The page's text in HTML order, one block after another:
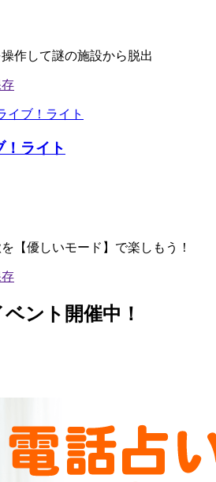
作して謎の施設から脱出
！ライト
【優しいモード】で楽しもう！
ント開催中！